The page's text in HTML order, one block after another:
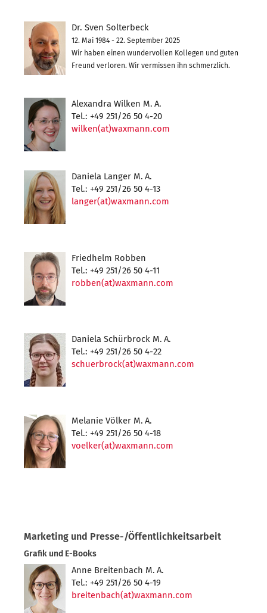
Dr. Sven Solterbeck
12. Mai 1984 - 22. September 2025
Wir haben einen wundervollen Kollegen und guten
Freund verloren. Wir vermissen ihn schmerzlich.
Alexandra Wilken M. A.
Tel.: +49 251/26 50 4-20
wilken(at)waxmann.com
Daniela Langer M. A.
Tel.: +49 251/26 50 4-13
langer(at)waxmann.com
Friedhelm Robben
Tel.: +49 251/26 50 4-11
robben(at)waxmann.com
Daniela Schürbrock M. A.
Tel.: +49 251/26 50 4-22
schuerbrock(at)waxmann.com
Melanie Völker M. A.
Tel.: +49 251/26 50 4-18
voelker(at)waxmann.com
Marketing und Presse-/Öffentlichkeitsarbeit
Grafik und E-Books
Anne Breitenbach M. A.
Tel.: +49 251/26 50 4-19
breitenbach(at)waxmann.com